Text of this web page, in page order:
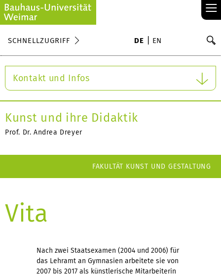
≡
SCHNELLZUGRIFF DE EN
Kontakt und Infos
Kunst und ihre Didaktik
Prof. Dr. Andrea Dreyer
FAKULTÄT KUNST UND GESTALTUNG
Vita
Nach zwei Staatsexamen (2004 und 2006) für
das Lehramt an Gymnasien arbeitete sie von
2007 bis 2017 als künstlerische Mitarbeiterin